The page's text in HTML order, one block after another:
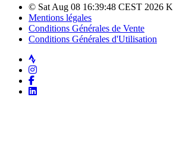
© Sat Aug 08 16:39:48 CEST 2026
Mentions légales
Conditions Générales de Vente
Conditions Générales d'Utilisation
Strava
Instagram
Facebook
LinkedIn